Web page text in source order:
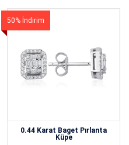
50% İndirim
0.44 Karat Baget Pırlanta
Küpe